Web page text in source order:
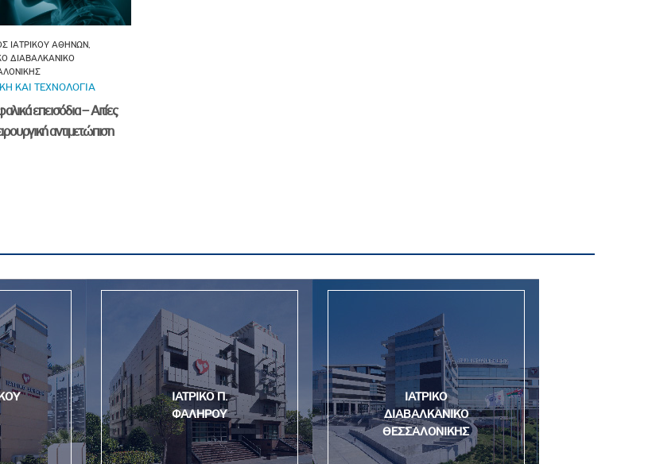
ΙΑΤΡΙΚΟΥ ΑΘΗΝΩΝ,
ΔΙΑΒΑΛΚΑΝΙΚΟ
ΚΑΙ ΤΕΧΝΟΛΟΓΙΑ
επεισόδια – Αιτίες
αντιμετώπιση
ΙΑΤΡΙΚΟ Π.
ΦΑΛΗΡΟΥ
ΙΑΤΡΙΚΟ
ΔΙΑΒΑΛΚΑΝΙΚΟ
ΘΕΣΣΑΛΟΝΙΚΗΣ